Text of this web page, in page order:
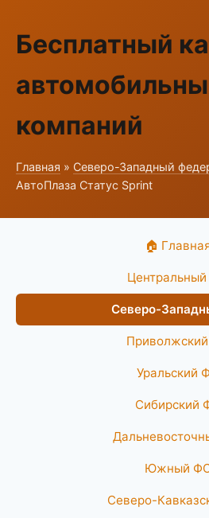
Бесплатный
компаний
Главная » Северо-Западный
АвтоПлаза Статус Sprint
🏠
Северо-
Уральский
Сибирский
Южный
Северо-